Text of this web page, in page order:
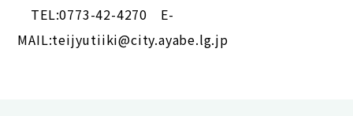
TEL:0773-42-4270 E-
MAIL:teijyutiiki@city.ayabe.lg.jp